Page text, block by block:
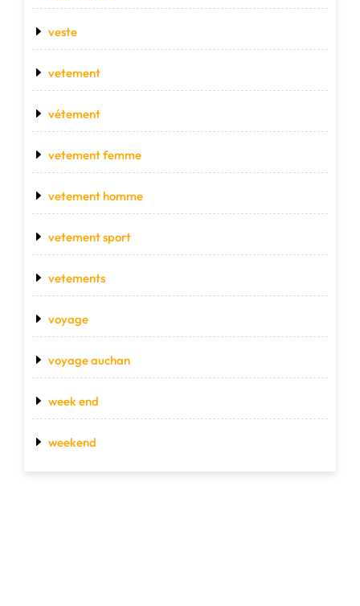
veste
vetement
vétement
vetement femme
vetement homme
vetement sport
vetements
voyage
voyage auchan
week end
weekend